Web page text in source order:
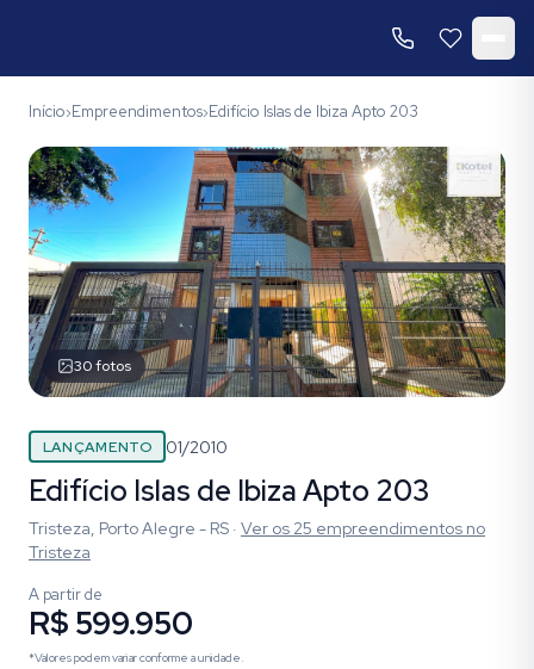
Início›Empreendimentos›Edifício Islas de Ibiza Apto 203
30fotos
LANÇAMENTO 01/2010
Edifício Islas de Ibiza Apto 203
Tristeza, Porto Alegre - RS · Ver os 25 empreendimentos no
Tristeza
A partir de
R$ 599.950
*Valores podem variar conforme a unidade.